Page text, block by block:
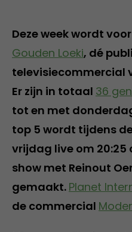
Deze week wordt
Gouden Loeki, dé
televisiecommercial
Er zijn in totaal 36
tot en met
top 5 wordt tijdens
vrijdag live om 20:25
show met Reinout
gemaakt. Planet
de commercial